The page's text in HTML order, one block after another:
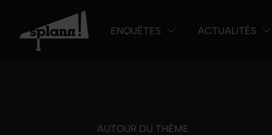
ENQUÊTES ACTUALITÉS
AUTOUR DU THÈME